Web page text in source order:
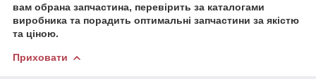
вам обрана запчастина, перевірить за каталогами
виробника та порадить оптимальні запчастини за якістю
та ціною.
Приховати